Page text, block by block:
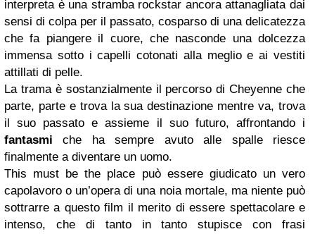
interpreta è una stramba rockstar ancora attanagliata dai
sensi di colpa per il passato, cosparso di una delicatezza
che fa piangere il cuore, che nasconde una dolcezza
immensa sotto i capelli cotonati alla meglio e ai vestiti
attillati di pelle.
La trama è sostanzialmente il percorso di Cheyenne che
parte, parte e trova la sua destinazione mentre va, trova
il suo passato e assieme il suo futuro, affrontando i
fantasmi che ha sempre avuto alle spalle riesce
finalmente a diventare un uomo.
This must be the place può essere giudicato un vero
capolavoro o un’opera di una noia mortale, ma niente può
sottrarre a questo film il merito di essere spettacolare e
intenso, che di tanto in tanto stupisce con frasi